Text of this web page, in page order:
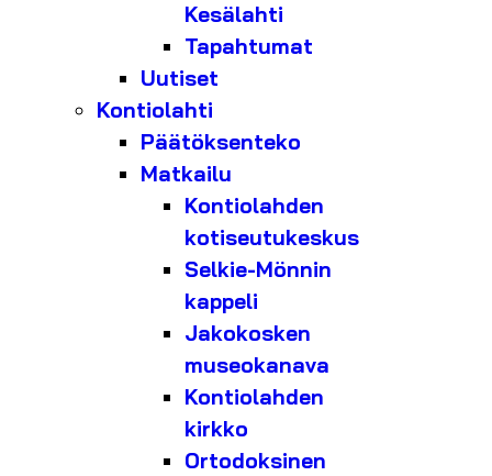
Kesälahti
Tapahtumat
Uutiset
Kontiolahti
Päätöksenteko
Matkailu
Kontiolahden
kotiseutukeskus
Selkie-Mönnin
kappeli
Jakokosken
museokanava
Kontiolahden
kirkko
Ortodoksinen